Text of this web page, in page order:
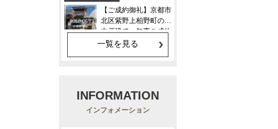
一覧を見る
INFORMATION
インフォメーション